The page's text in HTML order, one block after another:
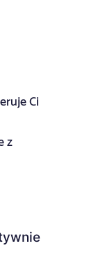
Ci
z